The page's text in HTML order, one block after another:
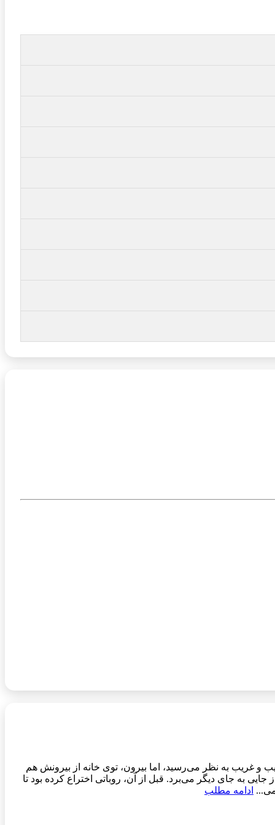
کمی عجیب و غریب به نظر می‌رسید، اما بیرون، توی خانه از بیرونش هم
به جای دیگر می‌برد. قبل از آن، روباتی اختراع کرده بود تا
ادامه مطلب